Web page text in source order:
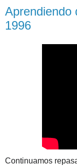
Aprendiendo
1996
Continuamos